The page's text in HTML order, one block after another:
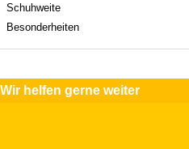
Schuhweite
Besonderheiten
Wir helfen gerne weiter